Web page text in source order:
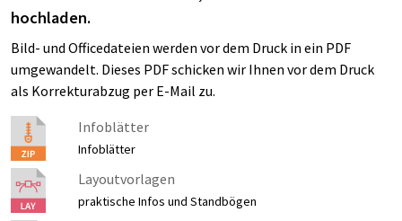
hochladen.
Bild- und Officedateien werden vor dem Druck in ein PDF
umgewandelt. Dieses PDF schicken wir Ihnen vor dem Druck
als Korrekturabzug per E-Mail zu.
Infoblätter
Infoblätter
Layoutvorlagen
praktische Infos und Standbögen